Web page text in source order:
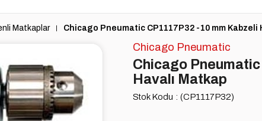
Matkaplar Chicago Pneumatic CP1117P32 -10 mm Kabzeli
Chicago Pneumatic
Chicago
Havalı Matkap
Stok Kodu (CP1117P32)